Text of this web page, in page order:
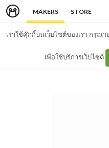
MAKERS STORE
เราใช้คุ๊กกี้บนเว็บไซต์ของเรา กรุณ
เพื่อใช้บริการเว็บไซต์